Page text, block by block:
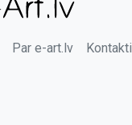
Par e-art.lv Kontakti